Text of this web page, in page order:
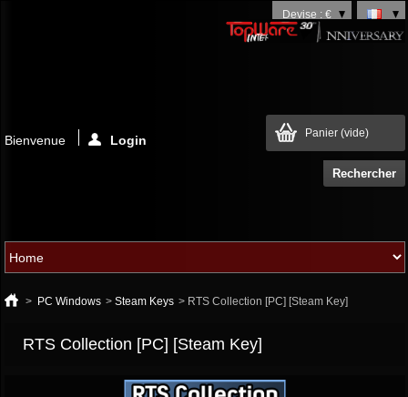
Devise : €
Panier (vide)
Bienvenue Login
> PC Windows > Steam Keys > RTS Collection [PC] [Steam Key]
RTS Collection [PC] [Steam Key]